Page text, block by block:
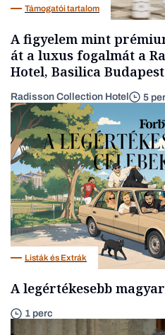
Támogatói tartalom
A figyelem mint
át a luxus fogalmát a
Hotel, Basilica Budapest
Radisson Collection Hotel 5
Listák és Extrák
A legértékesebb
1 perc